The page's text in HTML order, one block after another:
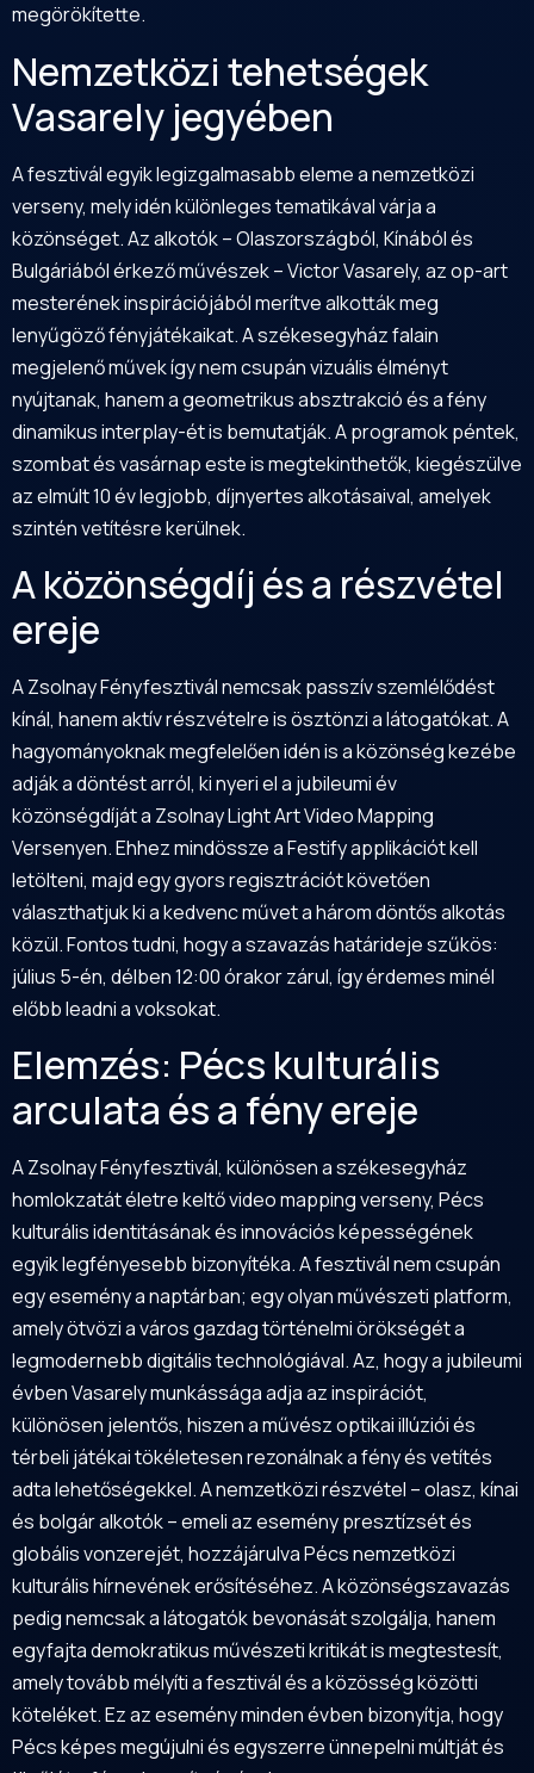
megörökítette.
Nemzetközi tehetségek
Vasarely jegyében
A fesztivál egyik legizgalmasabb eleme a nemzetközi
verseny, mely idén különleges tematikával várja a
közönséget. Az alkotók – Olaszországból, Kínából és
Bulgáriából érkező művészek – Victor Vasarely, az op-art
mesterének inspirációjából merítve alkották meg
lenyűgöző fényjátékaikat. A székesegyház falain
megjelenő művek így nem csupán vizuális élményt
nyújtanak, hanem a geometrikus absztrakció és a fény
dinamikus interplay-ét is bemutatják. A programok péntek,
szombat és vasárnap este is megtekinthetők, kiegészülve
az elmúlt 10 év legjobb, díjnyertes alkotásaival, amelyek
szintén vetítésre kerülnek.
A közönségdíj és a részvétel
ereje
A Zsolnay Fényfesztivál nemcsak passzív szemlélődést
kínál, hanem aktív részvételre is ösztönzi a látogatókat. A
hagyományoknak megfelelően idén is a közönség kezébe
adják a döntést arról, ki nyeri el a jubileumi év
közönségdíját a Zsolnay Light Art Video Mapping
Versenyen. Ehhez mindössze a Festify applikációt kell
letölteni, majd egy gyors regisztrációt követően
választhatjuk ki a kedvenc művet a három döntős alkotás
közül. Fontos tudni, hogy a szavazás határideje szűkös:
július 5-én, délben 12:00 órakor zárul, így érdemes minél
előbb leadni a voksokat.
Elemzés: Pécs kulturális
arculata és a fény ereje
A Zsolnay Fényfesztivál, különösen a székesegyház
homlokzatát életre keltő video mapping verseny, Pécs
kulturális identitásának és innovációs képességének
egyik legfényesebb bizonyítéka. A fesztivál nem csupán
egy esemény a naptárban; egy olyan művészeti platform,
amely ötvözi a város gazdag történelmi örökségét a
legmodernebb digitális technológiával. Az, hogy a jubileumi
évben Vasarely munkássága adja az inspirációt,
különösen jelentős, hiszen a művész optikai illúziói és
térbeli játékai tökéletesen rezonálnak a fény és vetítés
adta lehetőségekkel. A nemzetközi részvétel – olasz, kínai
és bolgár alkotók – emeli az esemény presztízsét és
globális vonzerejét, hozzájárulva Pécs nemzetközi
kulturális hírnevének erősítéséhez. A közönségszavazás
pedig nemcsak a látogatók bevonását szolgálja, hanem
egyfajta demokratikus művészeti kritikát is megtestesít,
amely tovább mélyíti a fesztivál és a közösség közötti
köteléket. Ez az esemény minden évben bizonyítja, hogy
Pécs képes megújulni és egyszerre ünnepelni múltját és